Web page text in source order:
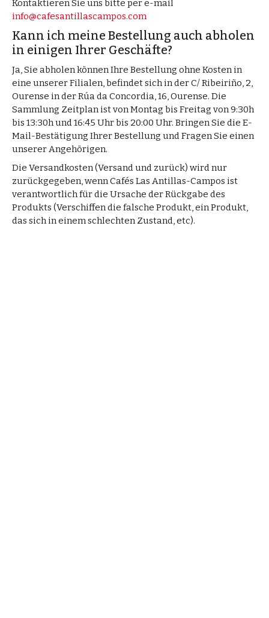
Kontaktieren Sie uns bitte per e-mail
info@cafesantillascampos.com
Kann ich meine Bestellung auch abholen
in einigen Ihrer Geschäfte?
Ja, Sie abholen können Ihre Bestellung ohne Kosten in
eine unserer Filialen, befindet sich in der C/ Ribeiriño, 2,
Ourense in der Rúa da Concordia, 16, Ourense. Die
Sammlung Zeitplan ist von Montag bis Freitag von 9:30h
bis 13:30h und 16:45 Uhr bis 20:00 Uhr. Bringen Sie die E-
Mail-Bestätigung Ihrer Bestellung und Fragen Sie einen
unserer Angehörigen.
Die Versandkosten (Versand und zurück) wird nur
zurückgegeben, wenn Cafés Las Antillas-Campos ist
verantwortlich für die Ursache der Rückgabe des
Produkts (Verschiffen die falsche Produkt, ein Produkt,
das sich in einem schlechten Zustand, etc).